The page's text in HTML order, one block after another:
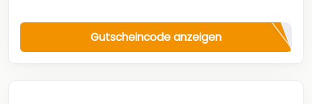
Gutscheincode anzeigen